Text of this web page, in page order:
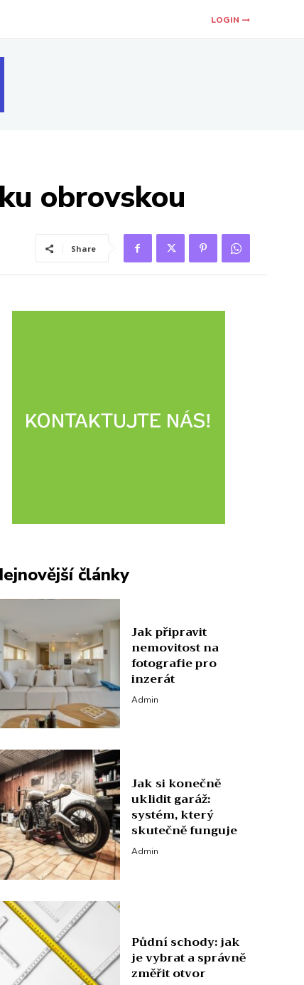
LOGIN
obrovskou
Share
články
Jak připravit
nemovitost na
fotografie pro
inzerát
Admin
Jak si konečně
uklidit garáž:
systém, který
skutečně funguje
Admin
Půdní schody: jak
je vybrat a správně
změřit otvor